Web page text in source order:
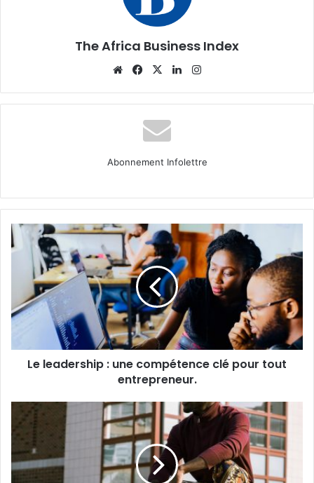
The Africa Business Index
WebsiteFacebook
X Linkedin
Abonnement Infolettre
Le
leadership
compétence
clé
pour
entrepreneur.
Le leadership : une compétence clé pour tout
entrepreneur.
Utilisez
peu
que
vous